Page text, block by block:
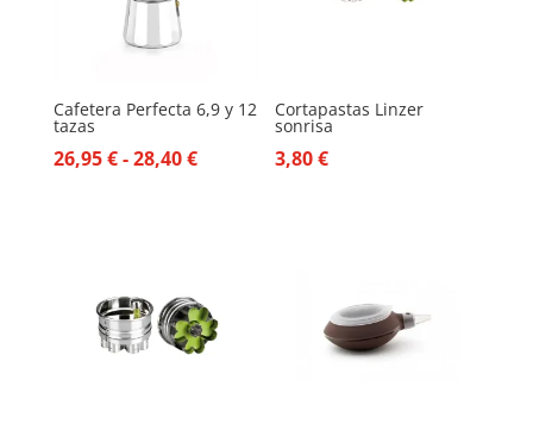
Cafetera Perfecta 6,9 y 12
tazas
26,95€-28,40€Rango
hasta
28,40 €
Cortapastas Linzer
sonrisa
3,80€